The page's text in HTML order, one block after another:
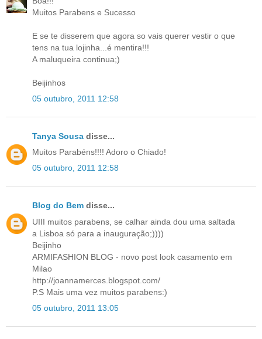
Muitos Parabens e Sucesso
E se te disserem que agora so vais querer vestir o que
tens na tua lojinha...é mentira!!!
A maluqueira continua;)
Beijinhos
05 outubro, 2011 12:58
Tanya Sousa disse...
Muitos Parabéns!!!! Adoro o Chiado!
05 outubro, 2011 12:58
Blog do Bem disse...
UIII muitos parabens, se calhar ainda dou uma saltada
a Lisboa só para a inauguração;))))
Beijinho
ARMIFASHION BLOG - novo post look casamento em
Milao
http://joannamerces.blogspot.com/
P.S Mais uma vez muitos parabens:)
05 outubro, 2011 13:05